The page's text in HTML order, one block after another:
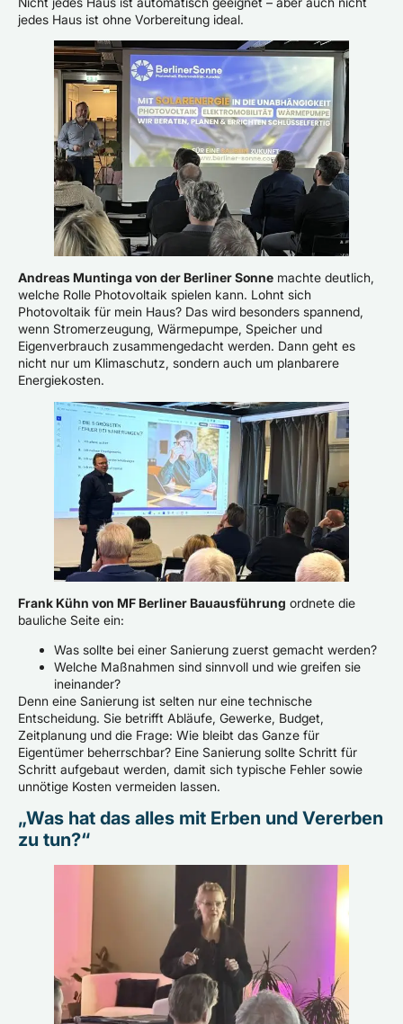
jedes Haus ist ohne Vorbereitung ideal.
Andreas Muntinga von der Berliner Sonne machte deutlich,
welche Rolle Photovoltaik spielen kann. Lohnt sich
Photovoltaik für mein Haus? Das wird besonders spannend,
wenn Stromerzeugung, Wärmepumpe, Speicher und
Eigenverbrauch zusammengedacht werden. Dann geht es
nicht nur um Klimaschutz, sondern auch um planbarere
Energiekosten.
Frank Kühn von MF Berliner Bauausführung ordnete die
bauliche Seite ein:
Was sollte bei einer Sanierung zuerst gemacht werden?
Welche Maßnahmen sind sinnvoll und wie greifen sie
ineinander?
Denn eine Sanierung ist selten nur eine technische
Entscheidung. Sie betrifft Abläufe, Gewerke, Budget,
Zeitplanung und die Frage: Wie bleibt das Ganze für
Eigentümer beherrschbar? Eine Sanierung sollte Schritt für
Schritt aufgebaut werden, damit sich typische Fehler sowie
unnötige Kosten vermeiden lassen.
„Was hat das alles mit Erben und Vererben
zu tun?“